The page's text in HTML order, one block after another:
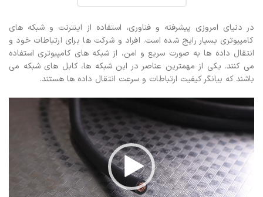
در دنیای امروزی پیشرفته و فناوری، استفاده از اینترنت و شبکه های
کامپیوتری بسیار رایج شده است. افراد و شرکت ها برای ارتباطات خود و
انتقال داده ها به صورت سریع و امن، از شبکه های کامپیوتری استفاده
می کنند. یکی از مهمترین عناصر در این شبکه ها، کابل های شبکه می
باشند که بیانگر کیفیت ارتباطات و سرعت انتقال داده ها هستند.
نمایشگر